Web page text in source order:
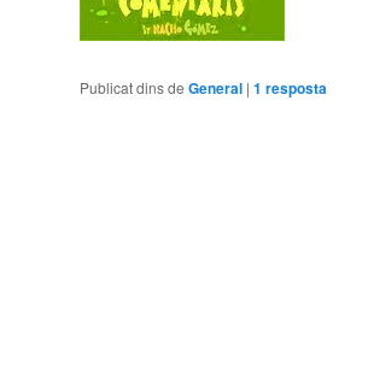
Publicat dins de General | 1 resposta